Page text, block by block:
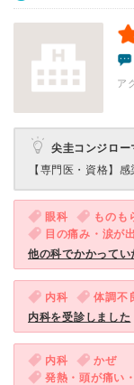
ア
尖圭コンジロー
【専門医・資格】 感
眼科
ものも
目の痛み・涙が
他の科でかかってい
内科 体調不
内科を受診しました
内科
かぜ
発熱・頭が痛い